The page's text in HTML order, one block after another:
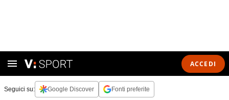
ACCEDI
Seguici su: Google Discover Fonti preferite